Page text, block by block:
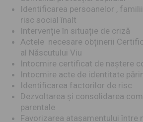
Identificarea persoanelor ,
risc social înalt
Intervenție în situație de criză
Actele necesare obținerii
al Născutului Viu
Intocmire certificat de naștere
Intocmire acte de identitate
Identificarea factorilor de risc
Dezvoltarea și consolidarea
parentale
Favorizarea atașamentului între